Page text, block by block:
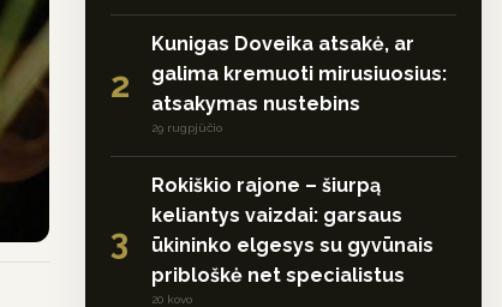
2
Kunigas Doveika atsakė, ar
galima kremuoti mirusiuosius:
atsakymas nustebins
29 rugpjūčio
3
Rokiškio rajone – šiurpą
keliantys vaizdai: garsaus
ūkininko elgesys su gyvūnais
pribloškė net specialistus
20 kovo